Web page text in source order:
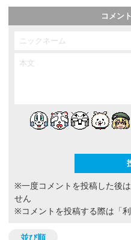
コメン
※一度コメントを投稿した後
せん
※コメントを投稿する際は 「
並び順